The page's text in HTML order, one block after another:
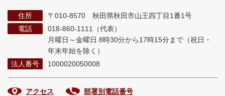
住所
〒010-8570 秋田県秋田市山王四丁目1番1号
電話
018-860-1111（代表）
月曜日～金曜日 8時30分から17時15分まで （祝日・
年末年始を除く）
法人番号
1000020050008
アクセス 部署別電話番号